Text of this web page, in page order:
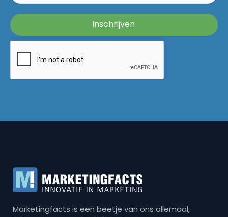
Marketingfacts is een beetje van ons allemaal,